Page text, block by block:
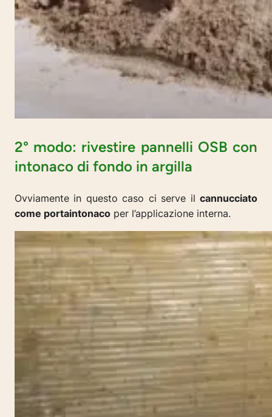
2° modo: rivestire pannelli OSB con
intonaco di fondo in argilla
Ovviamente in questo caso ci serve il cannucciato
come portaintonaco per l’applicazione interna.